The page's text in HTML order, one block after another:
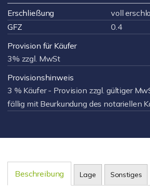
Erschließung
voll
GFZ
0.4
Provision für Käufer
3% zzgl. MwSt
Provisionshinweis
3 % Käufer - Provision zzgl. gültiger
fällig mit Beurkundung des notariellen
Beschreibung Lage Sonstiges